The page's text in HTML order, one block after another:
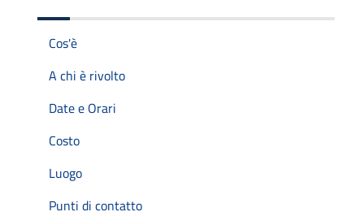
Cos'è
A chi è rivolto
Date e Orari
Costo
Luogo
Punti di contatto